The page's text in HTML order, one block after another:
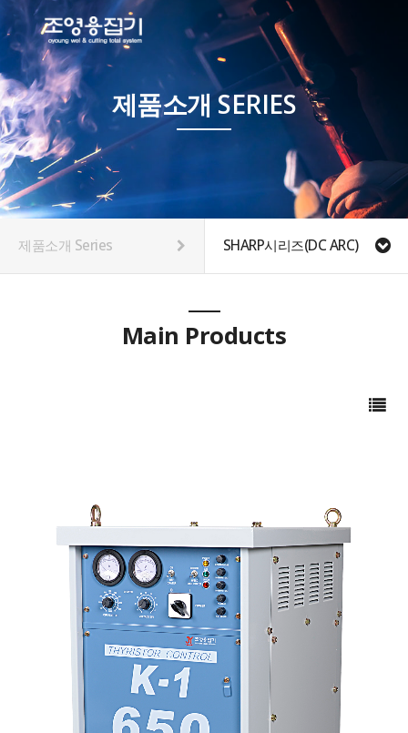
제품소개 SERIES
제품소개 Series SHARP시리즈(DC ARC)
Main Products